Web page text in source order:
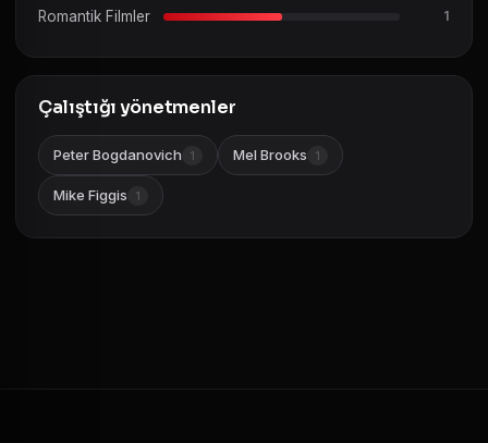
Romantik Filmler 1
Çalıştığı yönetmenler
Peter Bogdanovich 1 Mel Brooks 1
Mike Figgis 1